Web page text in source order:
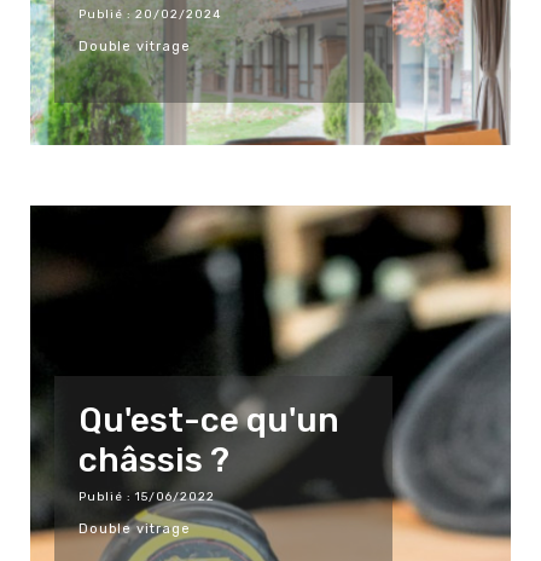
Publié : 20/02/2024
Double vitrage
Qu'est-ce qu'un
châssis ?
Publié : 15/06/2022
Double vitrage